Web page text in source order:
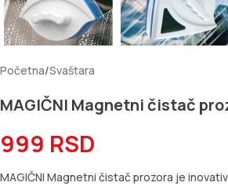
Početna/Svaštara
MAGIČNI Magnetni čistač
999 RSD
MAGIČNI Magnetni čistač prozora je